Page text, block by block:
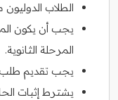
الطلاب
يجب أن يكون
المرحلة الثانوية.
يجب تقديم طلب
يشترط إثبات